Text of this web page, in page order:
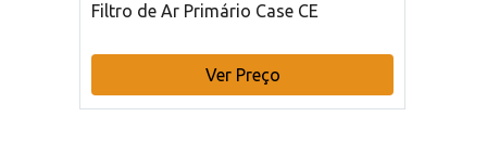
Filtro de Ar Primário Case CE
Ver Preço